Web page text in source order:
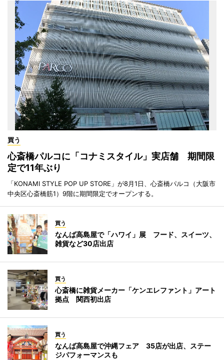
買う
心斎橋パルコに「コナミスタイル」実店舗 期間限
定で11年ぶり
「KONAMI STYLE POP UP STORE」が8月1日、心斎橋パルコ（大阪市
中央区心斎橋筋1）9階に期間限定でオープンする。
買う
なんば高島屋で「ハワイ」展 フード、スイーツ、
雑貨など30店出店
買う
心斎橋に雑貨メーカー「ケンエレファント」アート
拠点 関西初出店
買う
なんば高島屋で沖縄フェア 35店が出店、ステー
ジパフォーマンスも